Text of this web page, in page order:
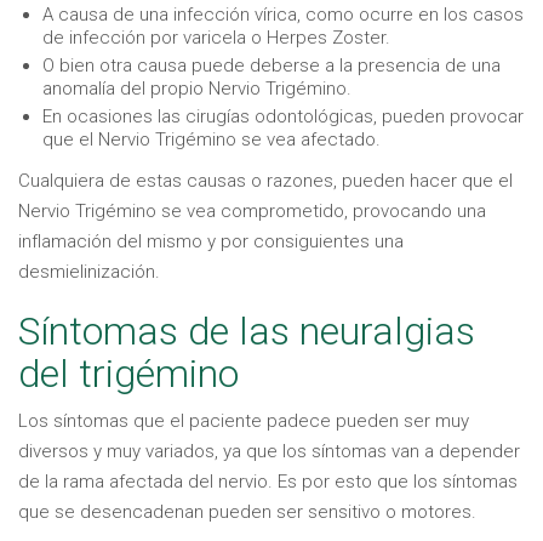
A causa de una infección vírica, como ocurre en los casos
de infección por varicela o Herpes Zoster.
O bien otra causa puede deberse a la presencia de una
anomalía del propio Nervio Trigémino.
En ocasiones las cirugías odontológicas, pueden provocar
que el Nervio Trigémino se vea afectado.
Cualquiera de estas causas o razones, pueden hacer que el
Nervio Trigémino se vea comprometido, provocando una
inflamación del mismo y por consiguientes una
desmielinización.
Síntomas de las neuralgias
del trigémino
Los síntomas que el paciente padece pueden ser muy
diversos y muy variados, ya que los síntomas van a depender
de la rama afectada del nervio. Es por esto que los síntomas
que se desencadenan pueden ser sensitivo o motores.